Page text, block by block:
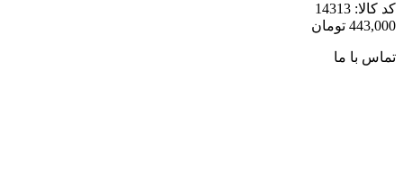
کد کالا: 14313
443,000 تومان
تماس با ما